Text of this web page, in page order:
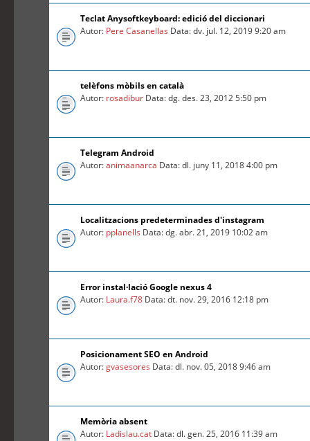
Teclat Anysoftkeyboard: edició del diccionari
Autor: Pere Casanellas Data: dv. jul. 12, 2019 9:20 am
telèfons mòbils en català
Autor: rosadibur Data: dg. des. 23, 2012 5:50 pm
Telegram Android
Autor:animaanarca Data: dl. juny 11, 2018 4:00 pm
Localitzacions predeterminades d'instagram
Autor: pplanells Data: dg. abr. 21, 2019 10:02 am
Error instal·lació Google nexus 4
Autor: Laura.f78 Data: dt. nov. 29, 2016 12:18 pm
Posicionament SEO en Android
Autor:gvasesores Data: dl. nov. 05, 2018 9:46 am
Memòria absent
Autor: Ladislau.cat Data: dl. gen. 25, 2016 11:39 am